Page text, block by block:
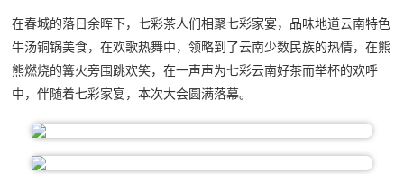
在春城的落日余晖下，七彩茶人们相聚七彩家宴，品味地道云南特色
牛汤铜锅美食，在欢歌热舞中，领略到了云南少数民族的热情，在熊
熊燃烧的篝火旁围跳欢笑，在一声声为七彩云南好茶而举杯的欢呼
中，伴随着七彩家宴，本次大会圆满落幕。